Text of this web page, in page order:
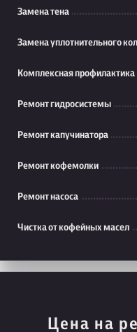
Замена тена
Замена уплотнительного
Комплексная профилактика
Ремонт гидросистемы
Ремонт капучинатора
Ремонт кофемолки
Ремонт насоса
Чистка от кофейных масел
Цена на